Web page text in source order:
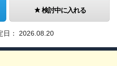
検討中に入れる
日： 2026.08.20